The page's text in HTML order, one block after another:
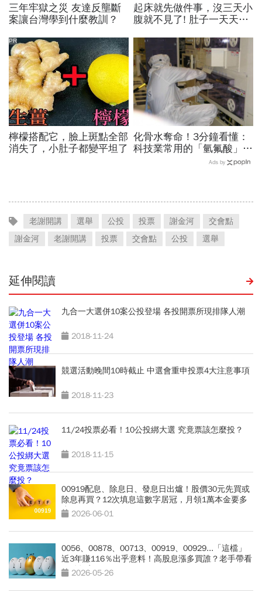
三年牢獄之災 友達反壟斷
案讓台灣學到什麼教訓？
起床就先做件事，沒三天小
腹就不見了! 肚子一天天變
檸檬搭配它，臉上斑點全部
消失了，小肚子都變平坦了
PR
化骨水奪命！3分鐘看懂：
科技業常用的「氫氟酸」，
Ads by
老謝開講 選舉 公投 投票 謝金河
交會點
謝金河
老謝開講 投票 交會點 公投 選舉
延伸閱讀
九合一大選併10案公投登場 各投開票所現排隊人潮
2018-11-24
競選活動晚間10時截止 中選會重申投票4大注意事項
2018-11-23
11/24投票必看！10公投綁大選 究竟票該怎麼投？
2018-11-15
00919配息、除息日、發息日出爐！股價30元先買或
除息再買？12次填息這數字居冠，月領1萬本金要多
少？2026-06-01
0056、00878、00713、00919、00929...「這檔」
近3年賺116％出乎意料！高股息漲多買誰？老手帶看
關鍵數字
2026-05-26